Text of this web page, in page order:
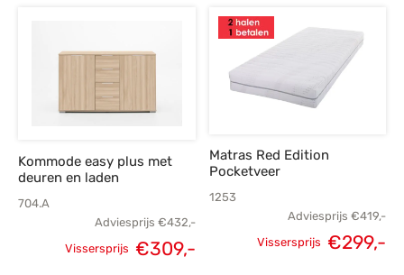
Kommode easy plus met
deuren en laden
704.A
Adviesprijs €432,-
Vissersprijs €309,-
Matras Red Edition
Pocketveer
1253
Adviesprijs €419,-
Oorspronkelijke
Vissersprijs €299,-